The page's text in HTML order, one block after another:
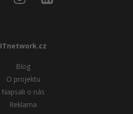
ITnetwork.cz
Blog
O projektu
Napsali o nás
Reklama